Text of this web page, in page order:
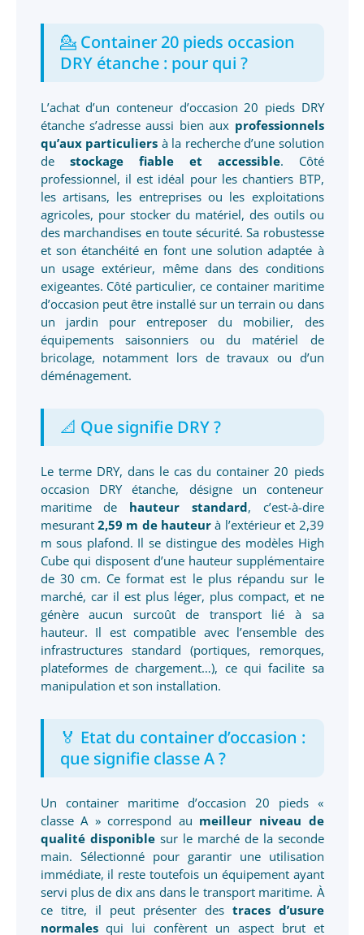
💁 Container 20 pieds occasion
DRY étanche : pour qui ?
L’achat d’un conteneur d’occasion 20 pieds DRY
étanche s’adresse aussi bien aux professionnels
qu’aux particuliers à la recherche d’une solution
de stockage fiable et accessible. Côté
professionnel, il est idéal pour les chantiers BTP,
les artisans, les entreprises ou les exploitations
agricoles, pour stocker du matériel, des outils ou
des marchandises en toute sécurité. Sa robustesse
et son étanchéité en font une solution adaptée à
un usage extérieur, même dans des conditions
exigeantes. Côté particulier, ce container maritime
d’occasion peut être installé sur un terrain ou dans
un jardin pour entreposer du mobilier, des
équipements saisonniers ou du matériel de
bricolage, notamment lors de travaux ou d’un
déménagement.
📐 Que signifie DRY ?
Le terme DRY, dans le cas du container 20 pieds
occasion DRY étanche, désigne un conteneur
maritime de hauteur standard, c’est-à-dire
mesurant 2,59 m de hauteur à l’extérieur et 2,39
m sous plafond. Il se distingue des modèles High
Cube qui disposent d’une hauteur supplémentaire
de 30 cm. Ce format est le plus répandu sur le
marché, car il est plus léger, plus compact, et ne
génère aucun surcoût de transport lié à sa
hauteur. Il est compatible avec l’ensemble des
infrastructures standard (portiques, remorques,
plateformes de chargement…), ce qui facilite sa
manipulation et son installation.
🏅 Etat du container d’occasion :
que signifie classe A ?
Un container maritime d’occasion 20 pieds «
classe A » correspond au meilleur niveau de
qualité disponiblesur le marché de la seconde
main. Sélectionné pour garantir une utilisation
immédiate, il reste toutefois un équipement ayant
servi plus de dix ans dans le transport maritime. À
ce titre, il peut présenter des traces d’usure
normalesqui lui confèrent un aspect brut et